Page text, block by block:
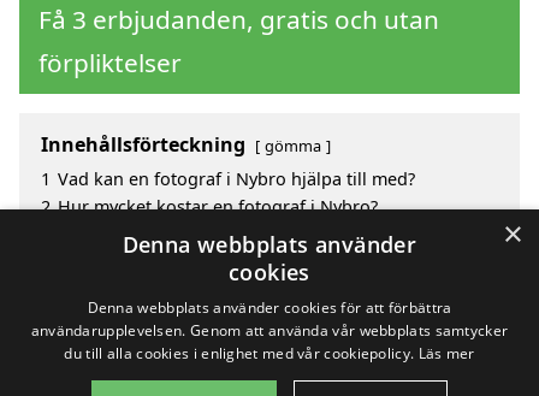
Få 3 erbjudanden, gratis och utan
förpliktelser
Innehållsförteckning gömma
1 Vad kan en fotograf i Nybro hjälpa till med?
2 Hur mycket kostar en fotograf i Nybro?
Fördelar med att välja fotograf i Nybro
Sök efter en skicklig fotograf i de omgivande
×
Denna webbplats använder
cookies
Denna webbplats använder cookies för att förbättra
användarupplevelsen. Genom att använda vår webbplats samtycker
du till alla cookies i enlighet med vår cookiepolicy. Läs mer